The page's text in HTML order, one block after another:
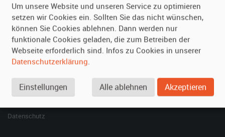
Fragen für Vermieter
Inserat verwalten
Kontakt
SPECIAL
Berühmte Filmautos –
Datenschutz
Um unsere Website und unseren Service zu optimieren
setzen wir Cookies ein. Sollten Sie das nicht wünschen,
können Sie Cookies ablehnen. Dann werden nur
funktionale Cookies geladen, die zum Betreiben der
Webseite erforderlich sind. Infos zu Cookies in unserer
Datenschutzerklärung.
Einstellungen Alle ablehnen Akzeptieren